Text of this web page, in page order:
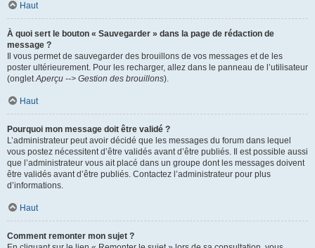
Haut
À quoi sert le bouton « Sauvegarder » dans la page de rédaction de
message ?
Il vous permet de sauvegarder des brouillons de vos messages et de les
poster ultérieurement. Pour les recharger, allez dans le panneau de l’utilisateur
(ongletAperçu --> Gestion des brouillons).
Haut
Pourquoi mon message doit être validé ?
L’administrateur peut avoir décidé que les messages du forum dans lequel
vous postez nécessitent d’être validés avant d’être publiés. Il est possible aussi
que l’administrateur vous ait placé dans un groupe dont les messages doivent
être validés avant d’être publiés. Contactez l’administrateur pour plus
d’informations.
Haut
Comment remonter mon sujet ?